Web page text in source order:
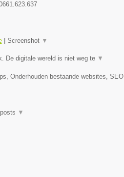
| Screenshot ▼
De digitale wereld is niet weg te ▼
Onderhouden bestaande websites, SEO
▼